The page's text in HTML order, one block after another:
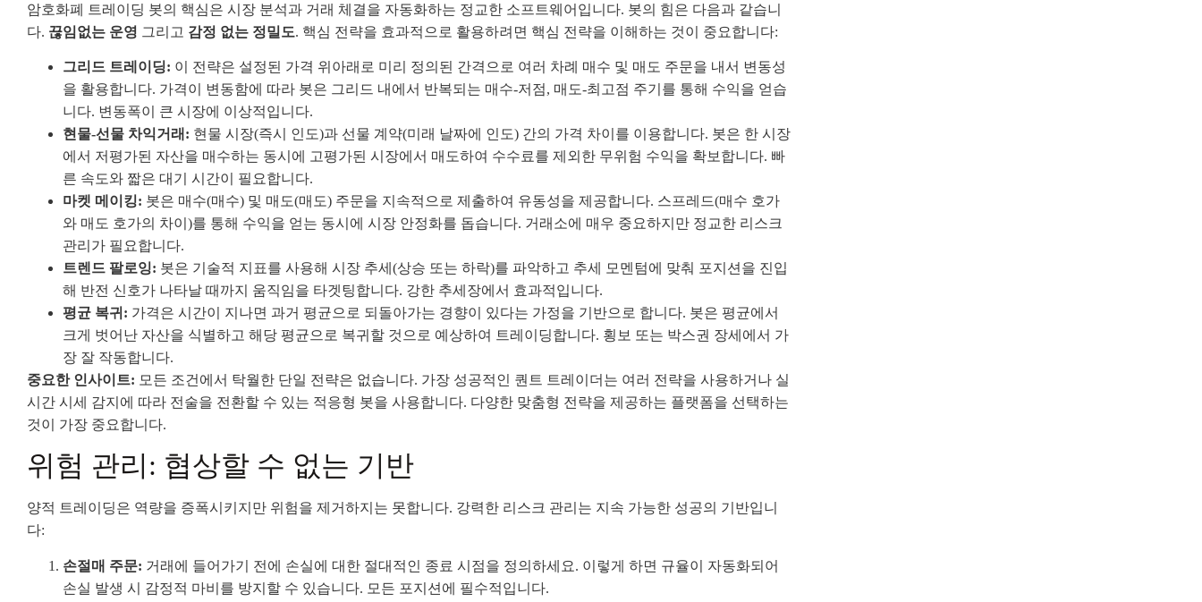
암호화폐 트레이딩 봇의 핵심은 시장 분석과 거래 체결을 자동화하는 정교한 소프트웨어입니다. 봇의 힘은 다음과 같습니
다. 끊임없는 운영 그리고 감정 없는 정밀도. 핵심 전략을 효과적으로 활용하려면 핵심 전략을 이해하는 것이 중요합니다:
그리드 트레이딩: 이 전략은 설정된 가격 위아래로 미리 정의된 간격으로 여러 차례 매수 및 매도 주문을 내서 변동성
을 활용합니다. 가격이 변동함에 따라 봇은 그리드 내에서 반복되는 매수-저점, 매도-최고점 주기를 통해 수익을 얻습
니다. 변동폭이 큰 시장에 이상적입니다.
현물-선물 차익거래: 현물 시장(즉시 인도)과 선물 계약(미래 날짜에 인도) 간의 가격 차이를 이용합니다. 봇은 한 시장
에서 저평가된 자산을 매수하는 동시에 고평가된 시장에서 매도하여 수수료를 제외한 무위험 수익을 확보합니다. 빠
른 속도와 짧은 대기 시간이 필요합니다.
마켓 메이킹: 봇은 매수(매수) 및 매도(매도) 주문을 지속적으로 제출하여 유동성을 제공합니다. 스프레드(매수 호가
와 매도 호가의 차이)를 통해 수익을 얻는 동시에 시장 안정화를 돕습니다. 거래소에 매우 중요하지만 정교한 리스크
관리가 필요합니다.
트렌드 팔로잉: 봇은 기술적 지표를 사용해 시장 추세(상승 또는 하락)를 파악하고 추세 모멘텀에 맞춰 포지션을 진입
해 반전 신호가 나타날 때까지 움직임을 타겟팅합니다. 강한 추세장에서 효과적입니다.
평균 복귀: 가격은 시간이 지나면 과거 평균으로 되돌아가는 경향이 있다는 가정을 기반으로 합니다. 봇은 평균에서
크게 벗어난 자산을 식별하고 해당 평균으로 복귀할 것으로 예상하여 트레이딩합니다. 횡보 또는 박스권 장세에서 가
장 잘 작동합니다.
중요한 인사이트: 모든 조건에서 탁월한 단일 전략은 없습니다. 가장 성공적인 퀀트 트레이더는 여러 전략을 사용하거나 실
시간 시세 감지에 따라 전술을 전환할 수 있는 적응형 봇을 사용합니다. 다양한 맞춤형 전략을 제공하는 플랫폼을 선택하는
것이 가장 중요합니다.
위험 관리: 협상할 수 없는 기반
양적 트레이딩은 역량을 증폭시키지만 위험을 제거하지는 못합니다. 강력한 리스크 관리는 지속 가능한 성공의 기반입니
다:
손절매 주문: 거래에 들어가기 전에 손실에 대한 절대적인 종료 시점을 정의하세요. 이렇게 하면 규율이 자동화되어
손실 발생 시 감정적 마비를 방지할 수 있습니다. 모든 포지션에 필수적입니다.